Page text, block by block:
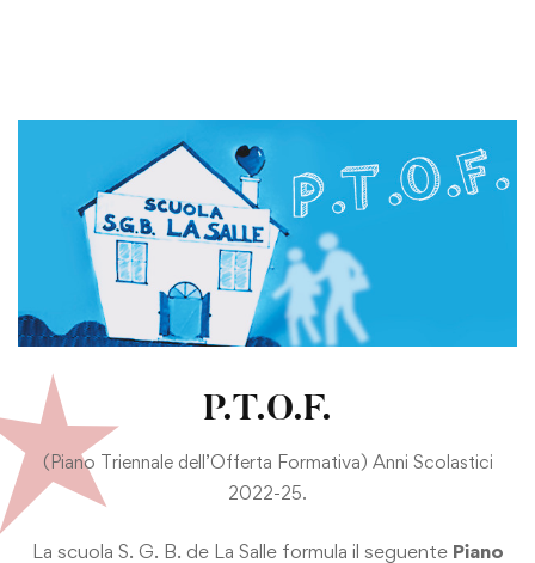
P.T.O.F.
(Piano Triennale dell’Offerta Formativa) Anni Scolastici
2022-25.
La scuola S. G. B. de La Salle formula il seguente Piano